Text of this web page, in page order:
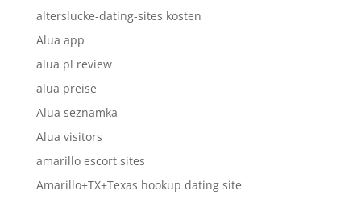
alterslucke-dating-sites kosten
Alua app
alua pl review
alua preise
Alua seznamka
Alua visitors
amarillo escort sites
Amarillo+TX+Texas hookup dating site